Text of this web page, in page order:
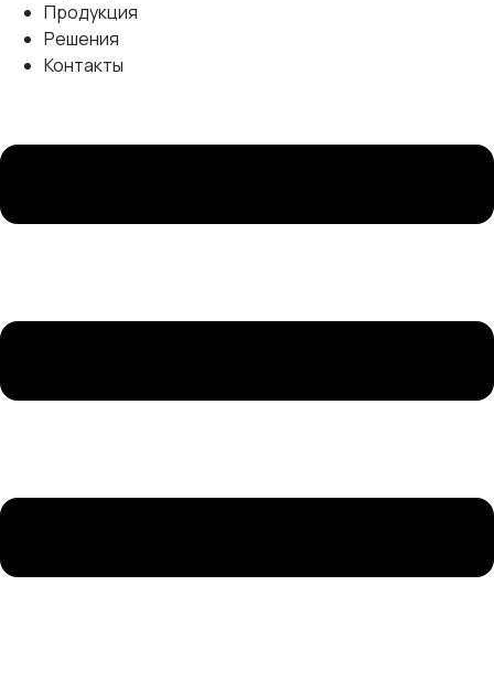
Продукция
Решения
Контакты